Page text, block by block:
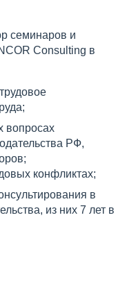
семинаров и
Consulting в
вопросах
РФ,
конфликтах;
в
из них 7 лет в